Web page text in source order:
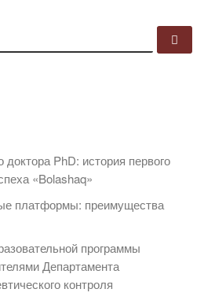
PhD: история первого
«Bolashaq»
платформы: преимущества
программы
Департамента
контроля